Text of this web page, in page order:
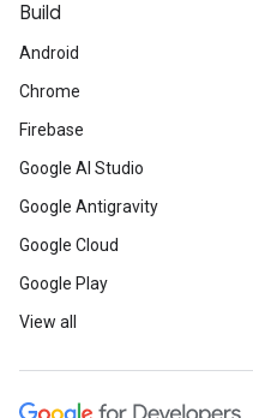
Build
Android
Chrome
Firebase
Google AI Studio
Google Antigravity
Google Cloud
Google Play
View all